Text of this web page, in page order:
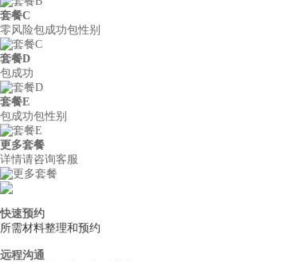
套餐C
零风险包成功包性别
套餐D
包成功
套餐E
包成功包性别
更多套餐
详情请咨询客服
快速预约
所需材料整理和预约
远程沟通